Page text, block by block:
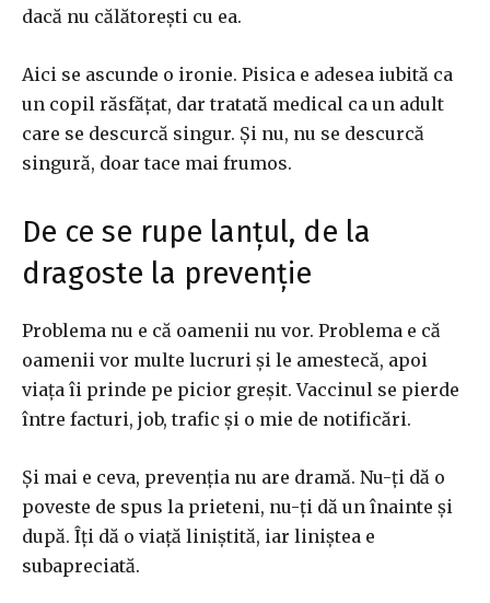
dacă nu călătorești cu ea.
Aici se ascunde o ironie. Pisica e adesea iubită ca
un copil răsfățat, dar tratată medical ca un adult
care se descurcă singur. Și nu, nu se descurcă
singură, doar tace mai frumos.
De ce se rupe lanțul, de la
dragoste la prevenție
Problema nu e că oamenii nu vor. Problema e că
oamenii vor multe lucruri și le amestecă, apoi
viața îi prinde pe picior greșit. Vaccinul se pierde
între facturi, job, trafic și o mie de notificări.
Și mai e ceva, prevenția nu are dramă. Nu-ți dă o
poveste de spus la prieteni, nu-ți dă un înainte și
după. Îți dă o viață liniștită, iar liniștea e
subapreciată.